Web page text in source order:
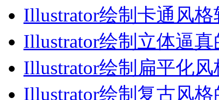
Illustrator绘制卡通风格
Illustrator绘制立体逼真
Illustrator绘制扁平化风
Illustrator绘制复古风格